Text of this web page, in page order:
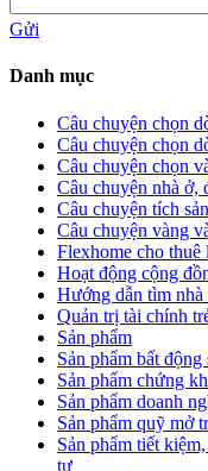
Gửi
Danh mục
Câu chuyện chọn
Câu chuyện chọn
Câu chuyện chọn
Câu chuyện nhà ở,
Câu chuyện tích
Câu chuyện vàng
Flexhome cho
Hoạt động cộng
Hướng dẫn tìm nhà
Quản trị tài chính
Sản phẩm
Sản phẩm bất
Sản phẩm chứng
Sản phẩm doanh
Sản phẩm quỹ mở
Sản phẩm tiết
tư